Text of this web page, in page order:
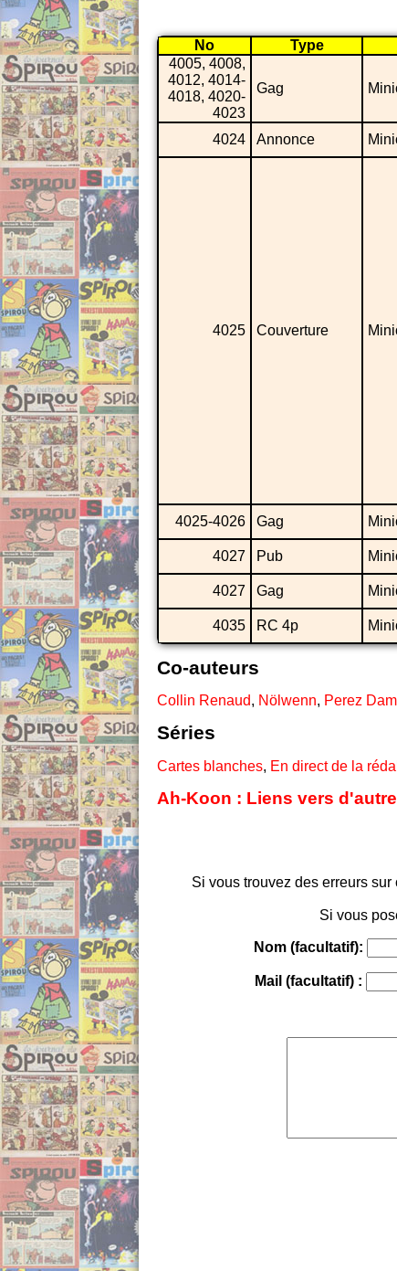
No Type
4005, 4008,
4012, 4014-
4018, 4020-
4023
Gag
4024 Annonce
4025 Couverture
4025-4026 Gag
4027
Pub
4027
Gag
4035
RC 4p
Co-auteurs
Collin Renaud, Nölwenn, Perez
Séries
Cartes blanches, En direct de la
Ah-Koon : Liens vers
Si vous trouvez des erreurs
Si vous
Nom (facultatif):
Mail (facultatif) :